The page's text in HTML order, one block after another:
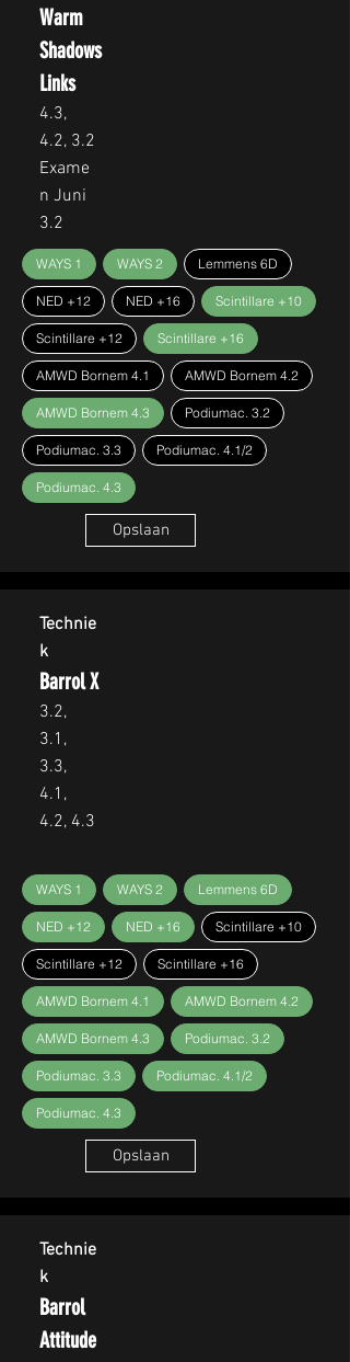
Warm
Shadows
Links
4.3,
4.2, 3.2
Exame
n Juni
3.2
WAYS 1 WAYS 2 Lemmens 6D
NED +12 NED +16 Scintillare +10
Scintillare +12 Scintillare +16
AMWD Bornem 4.1 AMWD Bornem 4.2
AMWD Bornem 4.3 Podiumac. 3.2
Podiumac. 3.3 Podiumac. 4.1/2
Podiumac. 4.3
Opslaan
Technie
k
Barrol X
3.2,
3.1,
3.3,
4.1,
4.2, 4.3
WAYS 1 WAYS 2 Lemmens 6D
NED +12 NED +16 Scintillare +10
Scintillare +12 Scintillare +16
AMWD Bornem 4.1 AMWD Bornem 4.2
AMWD Bornem 4.3 Podiumac. 3.2
Podiumac. 3.3 Podiumac. 4.1/2
Podiumac. 4.3
Opslaan
Technie
k
Barrol
Attitude